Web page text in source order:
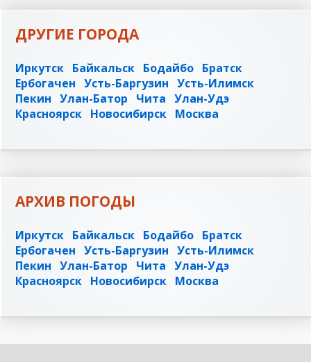
ДРУГИЕ ГОРОДА
Иркутск Байкальск Бодайбо Братск
Ербогачен Усть-Баргузин Усть-Илимск
Пекин Улан-Батор Чита Улан-Удэ
Красноярск Новосибирск Москва
АРХИВ ПОГОДЫ
Иркутск Байкальск Бодайбо Братск
Ербогачен Усть-Баргузин Усть-Илимск
Пекин Улан-Батор Чита Улан-Удэ
Красноярск Новосибирск Москва